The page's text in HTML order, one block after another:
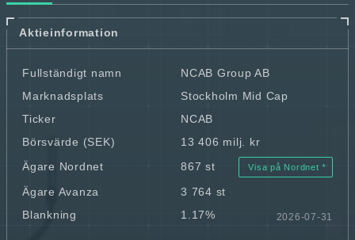
Aktieinformation
Fullständigt namn
NCAB Group AB
Marknadsplats
Stockholm Mid Cap
Ticker
NCAB
Börsvärde (SEK)
13 406 milj. kr
Ägare Nordnet
867 st Visa på Nordnet
Ägare Avanza
3 764 st
Blankning
1.17% 2026-07-31